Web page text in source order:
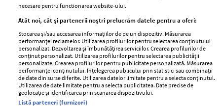
MAI MULTE ARTICOLE
necesare pentru functionarea website-ului.
Atât noi, cât și partenerii noștri prelucrăm datele pentru a oferi:
Stocarea și/sau accesarea informațiilor de pe un dispozitiv. Măsurarea
performanței reclamelor. Utilizarea profilurilor pentru selectarea conținutului
personalizat. Dezvoltarea și îmbunătățirea serviciilor. Crearea profilurilor de
conținut personalizat. Utilizarea profilurilor pentru selectarea publicității
personalizate. Crearea profilurilor pentru publicitate personalizată. Măsurarea
performanței conținutului. Înțelegerea publicului prin statistici sau combinații
de date din surse diferite. Utilizarea datelor limitate pentru a selecta conținutul.
Utilizarea de date limitate pentru a selecta publicitatea. Date precise de
geolocație și identificarea prin scanarea dispozitivului.
Listă parteneri (furnizori)